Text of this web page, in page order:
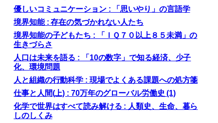
優しいコミュニケーション : 「思いやり」の言語学
境界知能 : 存在の気づかれない人たち
境界知能の子どもたち : 「ＩＱ７０以上８５未満」の
生きづらさ
人口は未来を語る : 「10の数字」で知る経済、少子
化、環境問題
人と組織の行動科学 : 現場でよくある課題への処方箋
仕事と人間(上) : 70万年のグローバル労働史 (1)
化学で世界はすべて読み解ける : 人類史、生命、暮ら
しのしくみ